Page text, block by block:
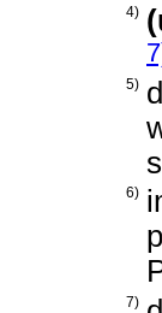
4)
5)
6)
7)